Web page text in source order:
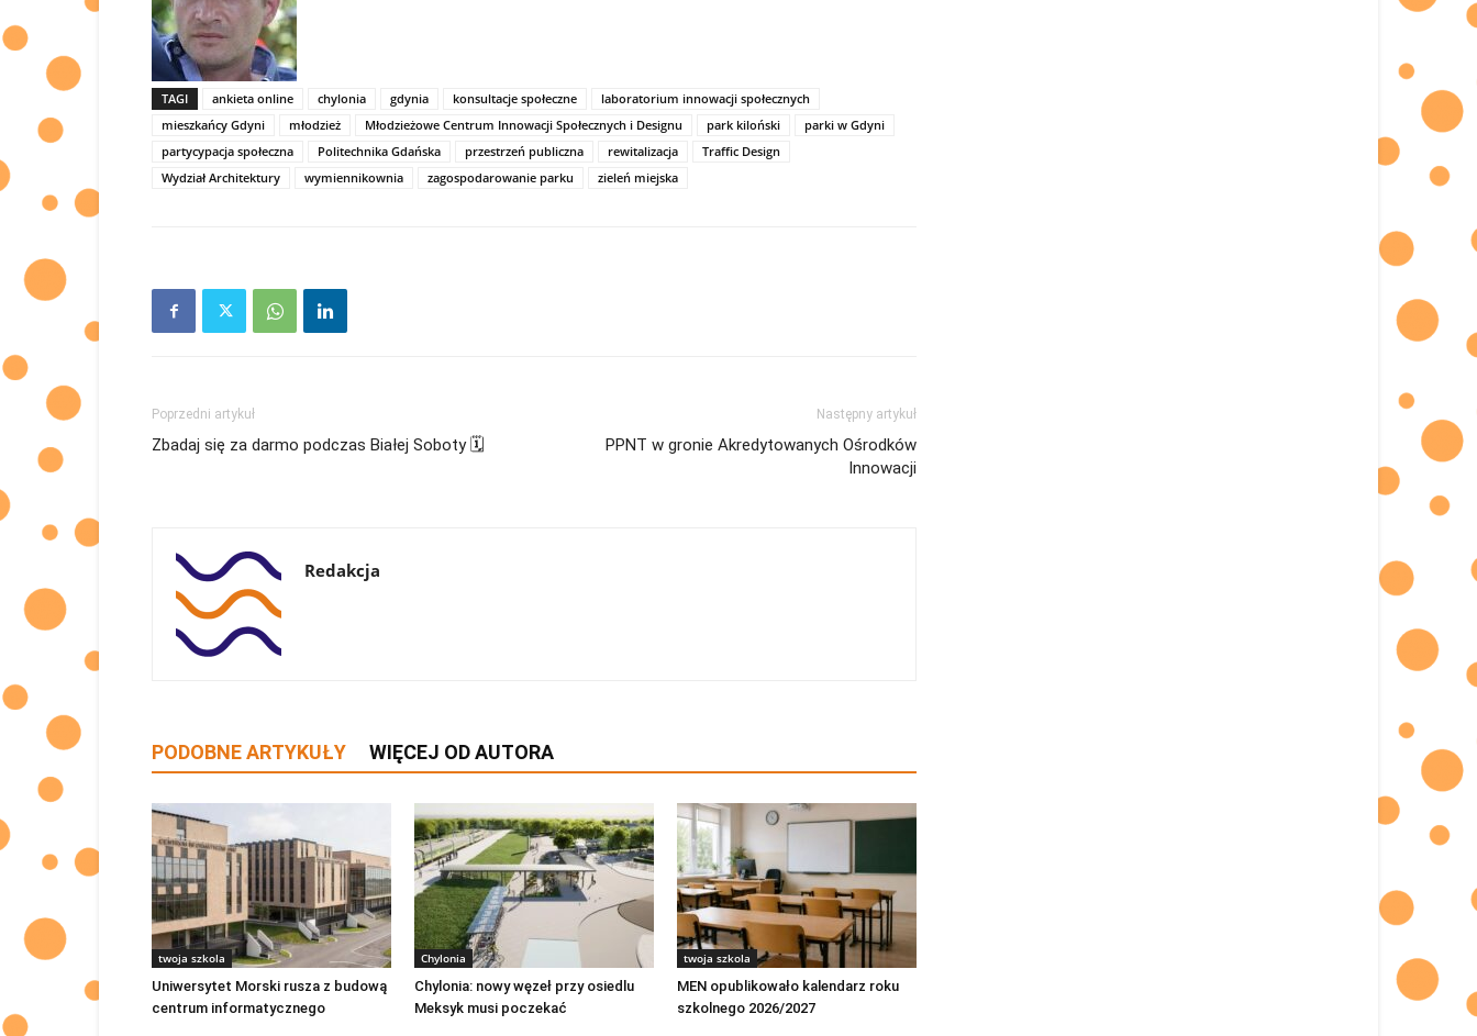
TAGI ankieta online chylonia gdynia konsultacje społeczne
laboratorium innowacji społecznych
mieszkańcy Gdyni
młodzież Młodzieżowe Centrum Innowacji Społecznych i Designu park kiloński
parki w Gdyni
partycypacja społeczna
Politechnika Gdańska przestrzeń publiczna rewitalizacja
Traffic Design
Wydział Architektury
wymiennikownia zagospodarowanie parku zieleń miejska
Poprzedni artykuł
Zbadaj się za darmo podczas Białej Soboty 🗓
Następny artykuł
PPNT w gronie Akredytowanych Ośrodków
Innowacji
Redakcja
PODOBNE ARTYKUŁY WIĘCEJ OD AUTORA
twoja szkola
Uniwersytet Morski rusza z budową
centrum informatycznego
Chylonia
Chylonia: nowy węzeł przy osiedlu
Meksyk musi poczekać
twoja szkola
MEN opublikowało kalendarz roku
szkolnego 2026/2027